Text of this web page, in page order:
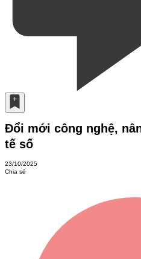
Đổi mới công nghệ,
tế số
23/10/2025
Chia sẻ